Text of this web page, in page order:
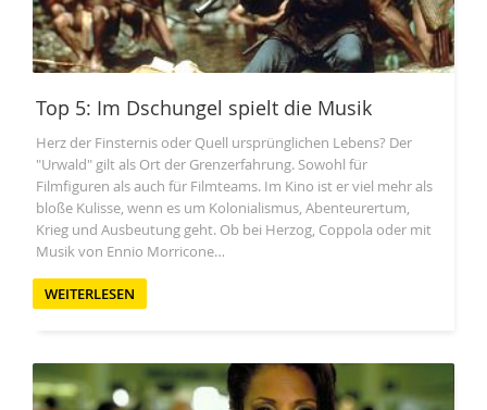
Top 5: Im Dschungel spielt die Musik
Herz der Finsternis oder Quell ursprünglichen Lebens? Der
"Urwald" gilt als Ort der Grenzerfahrung. Sowohl für
Filmfiguren als auch für Filmteams. Im Kino ist er viel mehr als
bloße Kulisse, wenn es um Kolonialismus, Abenteurertum,
Krieg und Ausbeutung geht. Ob bei Herzog, Coppola oder mit
Musik von Ennio Morricone…
WEITERLESEN